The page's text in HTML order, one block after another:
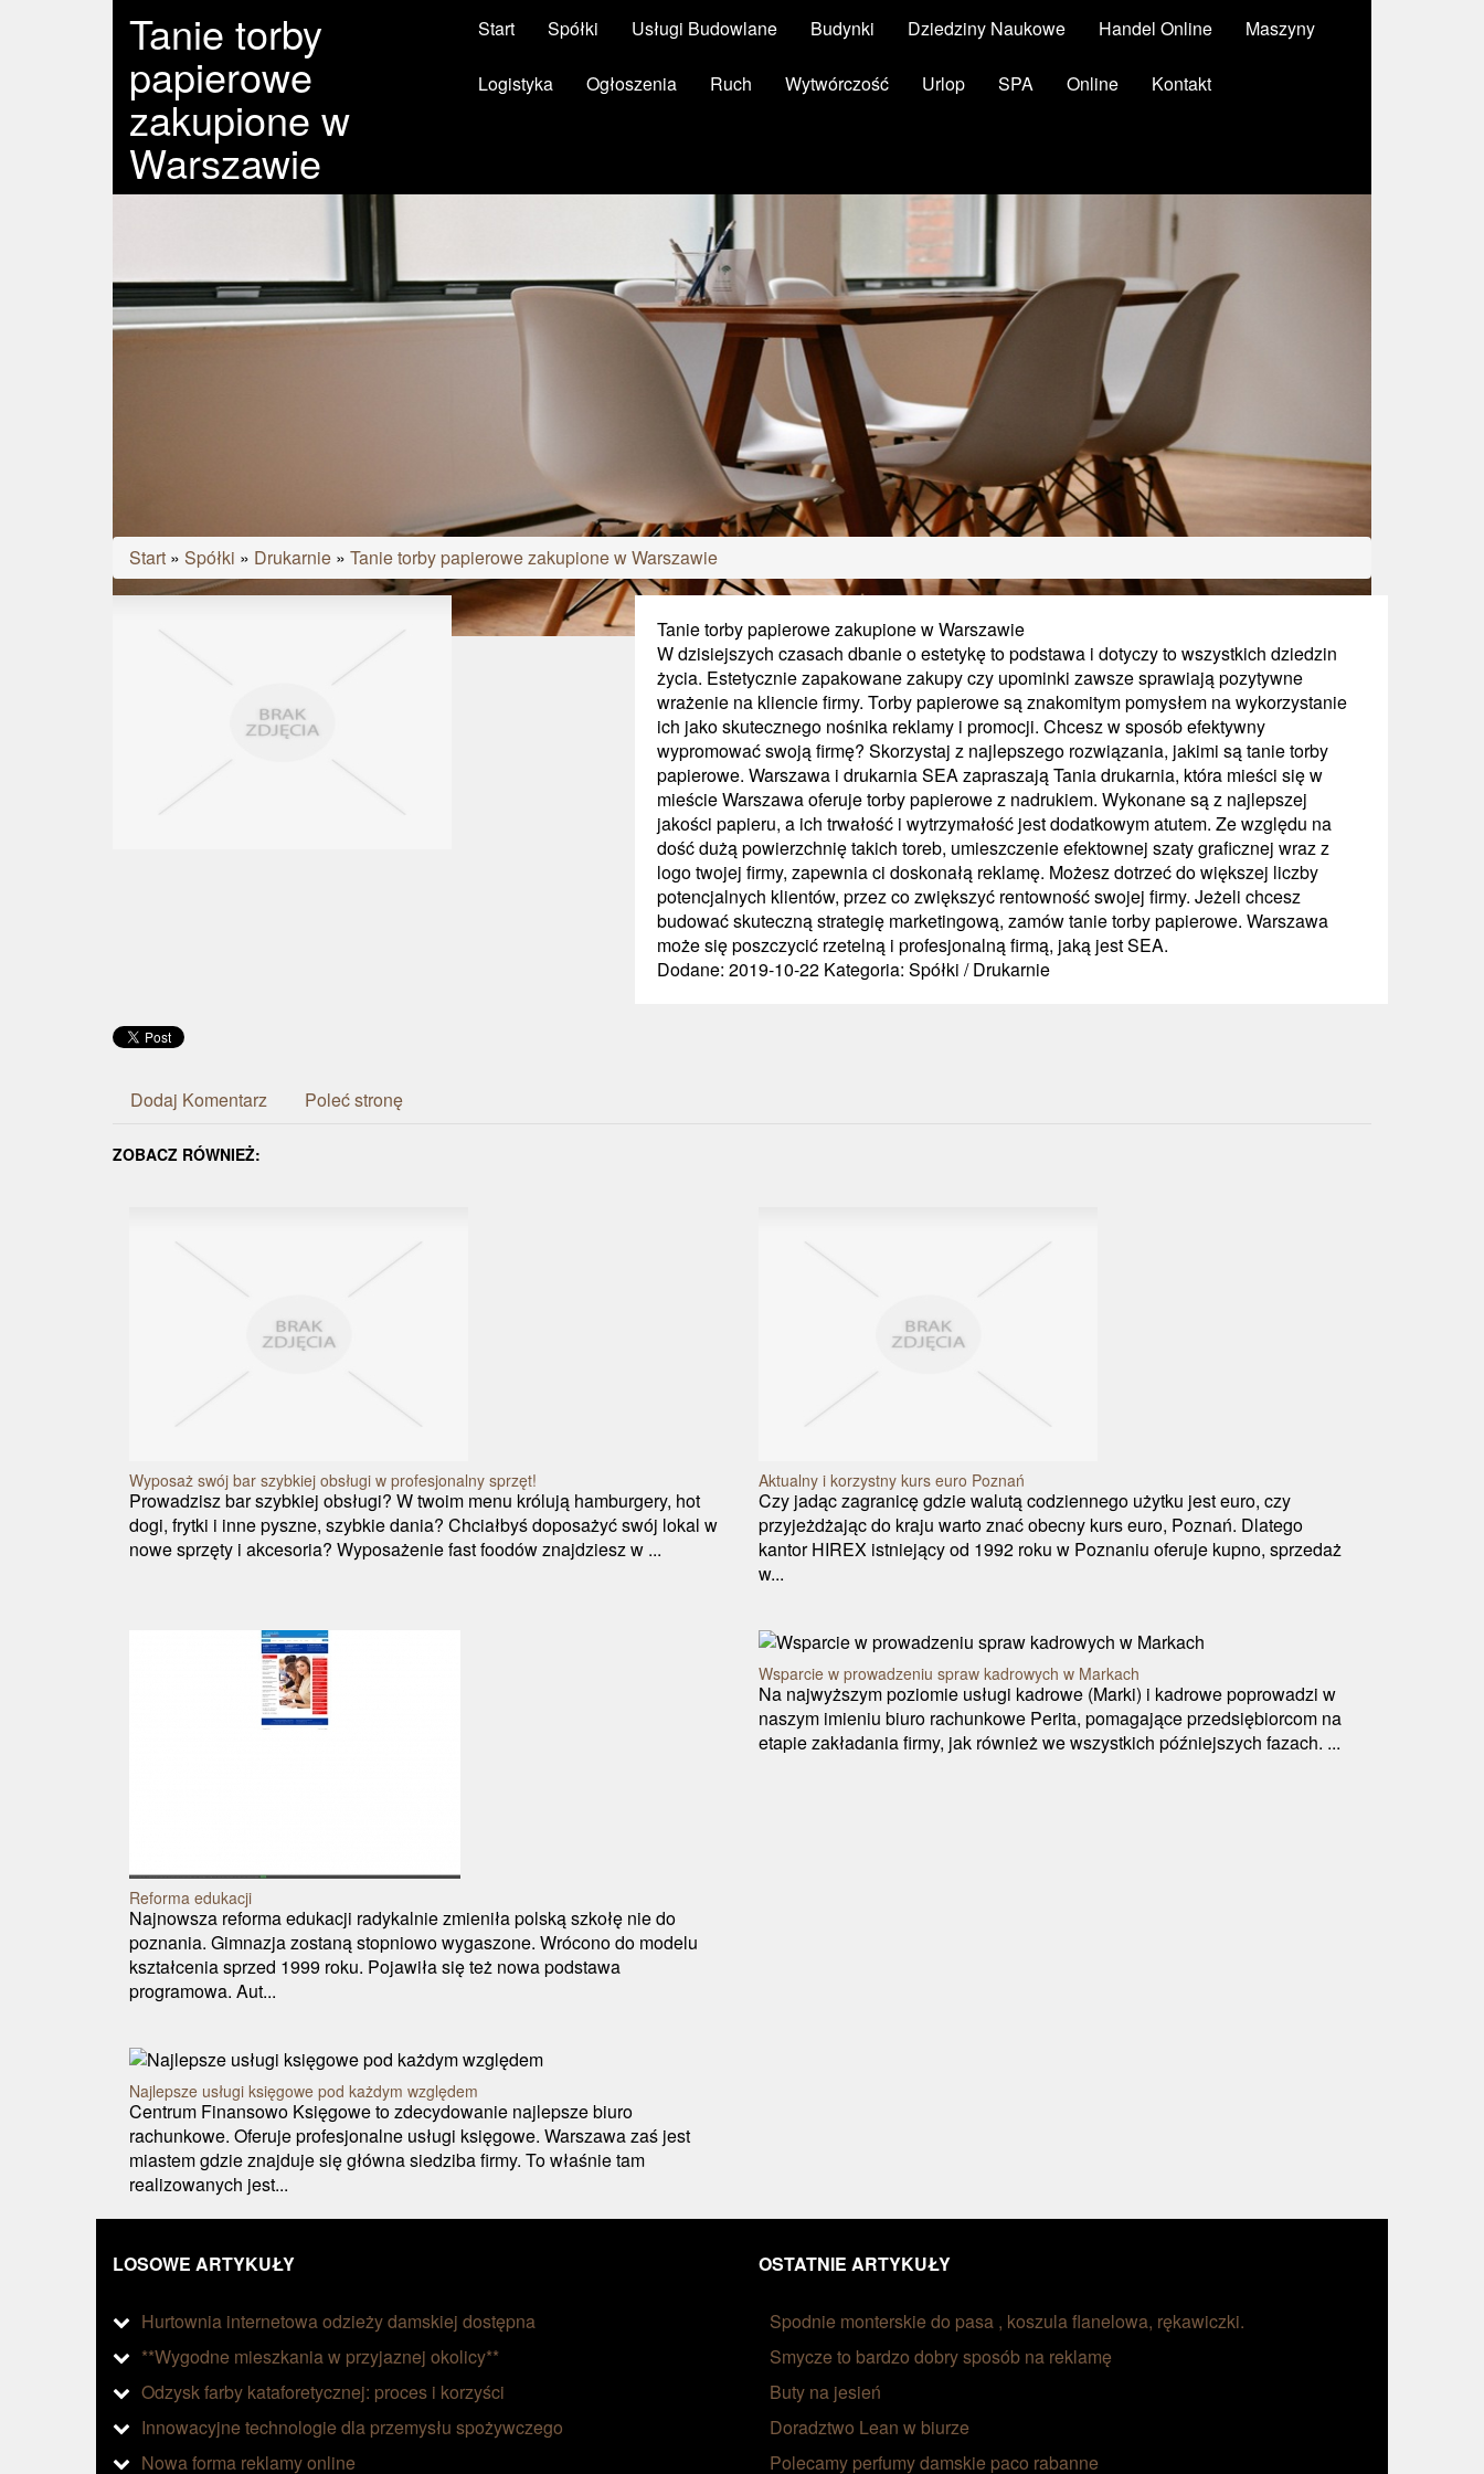
Tanie torby
papierowe
zakupione w
Warszawie
Start Spółki Usługi Budowlane Budynki Dziedziny Naukowe Handel Online Maszyny
Logistyka Ogłoszenia Ruch Wytwórczość Urlop SPA Online Kontakt
Start » Spółki » Drukarnie » Tanie torby papierowe zakupione w Warszawie
Tanie torby papierowe zakupione w Warszawie
W dzisiejszych czasach dbanie o estetykę to podstawa i dotyczy to wszystkich dziedzin
życia. Estetycznie zapakowane zakupy czy upominki zawsze sprawiają pozytywne
wrażenie na kliencie firmy. Torby papierowe są znakomitym pomysłem na wykorzystanie
ich jako skutecznego nośnika reklamy i promocji. Chcesz w sposób efektywny
wypromować swoją firmę? Skorzystaj z najlepszego rozwiązania, jakimi są tanie torby
papierowe. Warszawa i drukarnia SEA zapraszają Tania drukarnia, która mieści się w
mieście Warszawa oferuje torby papierowe z nadrukiem. Wykonane są z najlepszej
jakości papieru, a ich trwałość i wytrzymałość jest dodatkowym atutem. Ze względu na
dość dużą powierzchnię takich toreb, umieszczenie efektownej szaty graficznej wraz z
logo twojej firmy, zapewnia ci doskonałą reklamę. Możesz dotrzeć do większej liczby
potencjalnych klientów, przez co zwiększyć rentowność swojej firmy. Jeżeli chcesz
budować skuteczną strategię marketingową, zamów tanie torby papierowe. Warszawa
może się poszczycić rzetelną i profesjonalną firmą, jaką jest SEA.
Dodane: 2019-10-22 Kategoria: Spółki / Drukarnie
Dodaj Komentarz Poleć stronę
ZOBACZ RÓWNIEŻ:
Wyposaż swój bar szybkiej obsługi w profesjonalny sprzęt!
Prowadzisz bar szybkiej obsługi? W twoim menu królują hamburgery, hot
dogi, frytki i inne pyszne, szybkie dania? Chciałbyś doposażyć swój lokal w
nowe sprzęty i akcesoria? Wyposażenie fast foodów znajdziesz w ...
Aktualny i korzystny kurs euro Poznań
Czy jadąc zagranicę gdzie walutą codziennego użytku jest euro, czy
przyjeżdżając do kraju warto znać obecny kurs euro, Poznań. Dlatego
kantor HIREX istniejący od 1992 roku w Poznaniu oferuje kupno, sprzedaż
w...
Reforma edukacji
Najnowsza reforma edukacji radykalnie zmieniła polską szkołę nie do
poznania. Gimnazja zostaną stopniowo wygaszone. Wrócono do modelu
kształcenia sprzed 1999 roku. Pojawiła się też nowa podstawa
programowa. Aut...
Wsparcie w prowadzeniu spraw kadrowych w Markach
Na najwyższym poziomie usługi kadrowe (Marki) i kadrowe poprowadzi w
naszym imieniu biuro rachunkowe Perita, pomagające przedsiębiorcom na
etapie zakładania firmy, jak również we wszystkich późniejszych fazach. ...
Najlepsze usługi księgowe pod każdym względem
Centrum Finansowo Księgowe to zdecydowanie najlepsze biuro
rachunkowe. Oferuje profesjonalne usługi księgowe. Warszawa zaś jest
miastem gdzie znajduje się główna siedziba firmy. To właśnie tam
realizowanych jest...
LOSOWE ARTYKUŁY
Hurtownia internetowa odzieży damskiej dostępna
**Wygodne mieszkania w przyjaznej okolicy**
Odzysk farby kataforetycznej: proces i korzyści
Innowacyjne technologie dla przemysłu spożywczego
Nowa forma reklamy online
OSTATNIE ARTYKUŁY
Spodnie monterskie do pasa , koszula flanelowa, rękawiczki.
Smycze to bardzo dobry sposób na reklamę
Buty na jesień
Doradztwo Lean w biurze
Polecamy perfumy damskie paco rabanne